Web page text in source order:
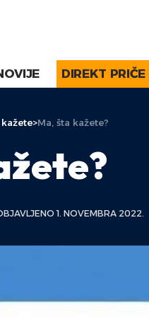
DIREKT PRIČE
kažete>Ma, šta kažete?
1. NOVEMBRA 2022.